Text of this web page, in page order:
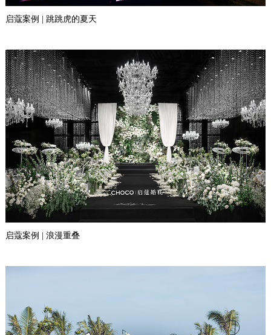
启蔻案例 | 跳跳虎的夏天
启蔻案例 | 浪漫重叠